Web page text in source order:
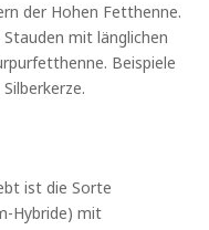
der Hohen Fetthenne.
mit länglichen
Beispiele
ist die Sorte
Hybride) mit